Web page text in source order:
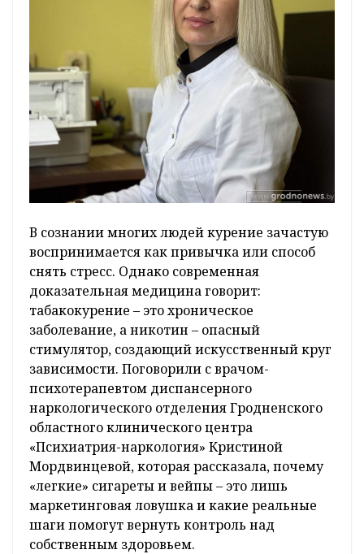
В сознании многих людей курение зачастую
воспринимается как привычка или способ
снять стресс. Однако современная
доказательная медицина говорит:
табакокурение – это хроническое
заболевание, а никотин – опасный
стимулятор, создающий искусственный круг
зависимости. Поговорили с врачом-
психотерапевтом диспансерного
наркологического отделения Гродненского
областного клинического центра
«Психиатрия-наркология» Кристиной
Мордвинцевой, которая рассказала, почему
«легкие» сигареты и вейпы – это лишь
маркетинговая ловушка и какие реальные
шаги помогут вернуть контроль над
собственным здоровьем.